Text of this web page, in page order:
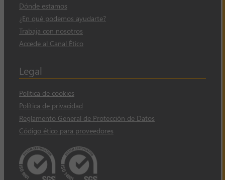
Dónde estamos
¿En qué podemos ayudarte?
Trabaja con nosotros
Accede al Canal Ético
Legal
Política de cookies
Política de privacidad
Reglamento General de Protección de Datos
Código ético para proveedores